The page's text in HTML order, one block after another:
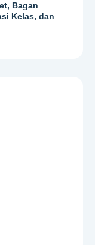
Bagan
Kelas, dan